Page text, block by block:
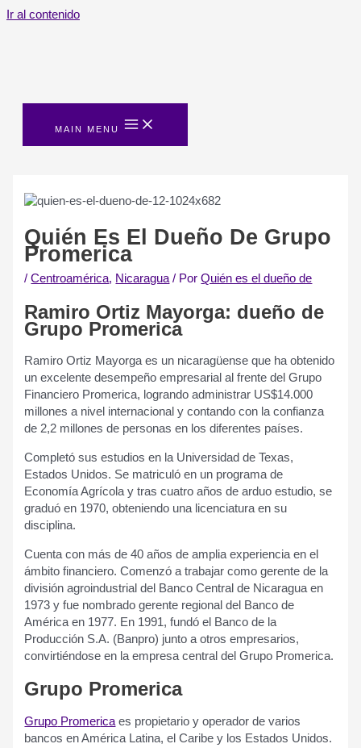
Ir al contenido
MAIN MENU
Quién Es El Dueño De Grupo
Promerica
/Centroamérica, Nicaragua / PorQuién es el dueño de
Ramiro Ortiz Mayorga: dueño de
Grupo Promerica
Ramiro Ortiz Mayorgaes un nicaragüense que haobtenido
un excelente desempeño empresarial al frente del Grupo
Financiero Promerica, logrando administrar US$14.000
millones anive internacional y contando con laconfianza
de 2,2 millones de personas en los diferentes países.
Completó sus estudios en la Universidad de Texas,
Estados Unidos. Se matriculó en un programa de
EconomíaAgrícola y tras cuatro años de arduo estudio, se
graduó en 1970, obteniendo una licenciatura en su
discipl ina.
Cuenta con más de 40 años de amplia experiencia en el
ámbito financiero. Comenzó a trabajar como gerente de la
división agroindustrial del Banco Central de Nicaragua en
1973 y fue nombrado gerente regional del Banco de
América en 1977. En 1991, fundó el Banco de la
Producción S.A. (Banpro) junto a otros empresarios,
convirtiéndose en la empresa central del Grupo Promerica.
Grupo Promerica
Grupo Promericaes propietario y operador de varios
bancos enAméricaLatina, el Caribe y los Estados Unidos.